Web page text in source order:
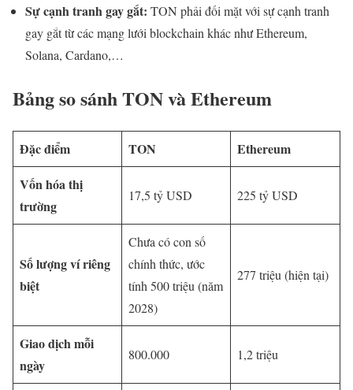
Sự cạnh tranh gay gắt: TON phải đối mặt với sự cạnh tranh
gay gắt từ các mạng lưới blockchain khác như Ethereum,
Solana, Cardano,…
Bảng so sánh TON và Ethereum
Đặc điểm TON
Ethereum
Vốn hóa thị
trường
17,5 tỷ USD 225 tỷ USD
Số lượng ví riêng
biệt
Chưa có con số
chính thức, ước
tính 500 triệu (năm
2028)
277 triệu (hiện tại)
Giao dịch mỗi
ngày
800.000 1,2 triệu